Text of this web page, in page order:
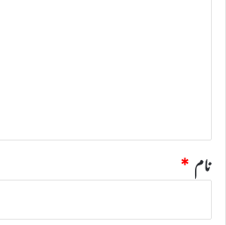
نام *